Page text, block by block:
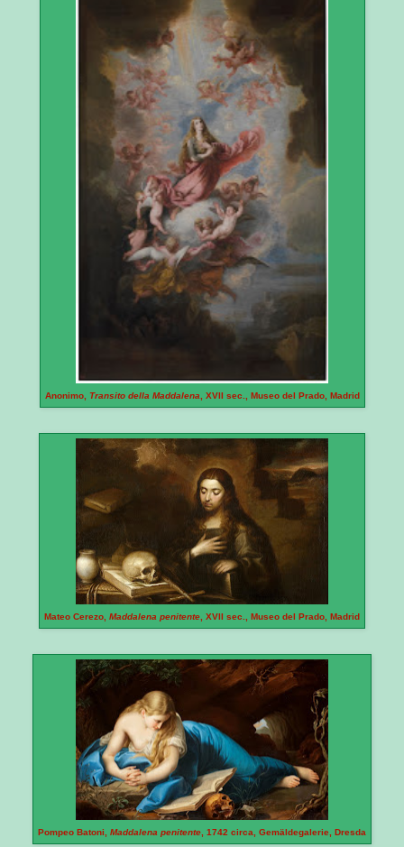
Anonimo, Transito della Maddalena , XVII sec., Museo del Prado, Madrid
Mateo Cerezo, Maddalena penitente , XVII sec., Museo del Prado, Madrid
Pompeo Batoni, Maddalena penitente , 1742 circa, Gemäldegalerie, Dresda